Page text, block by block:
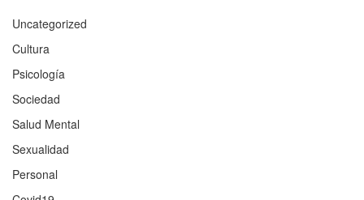
Uncategorized
Cultura
Psicología
Sociedad
Salud Mental
Sexualidad
Personal